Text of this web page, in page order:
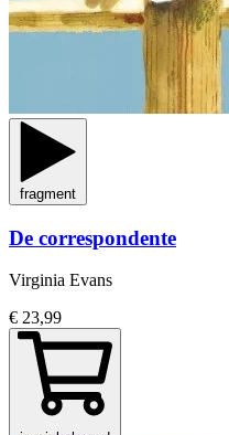
fragment
De correspondente
Virginia Evans
€ 23,99